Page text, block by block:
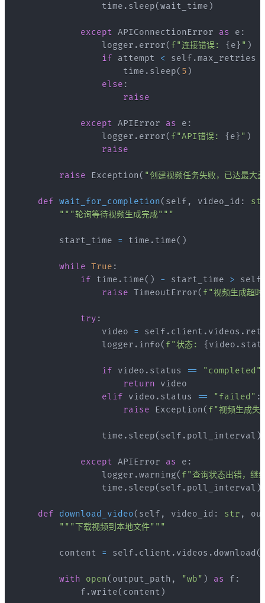
                time
. sleep(wait_time )
except APIConnectionError as e :
                logger
. error( f"连接错误: { e } " )
if attempt < self .max_retries
                    time
. sleep( 5 )
else :
raise
except APIError as e :
                logger
. error( f"API错误: { e } " )
raise
raise Exception( "创建视频任务失败，已达最大
def wait_for_completion( self , video_id :
"""轮询等待视频生成完成"""
        start_time
= time . time( )
while True :
if time . time( ) - start_time > self
raise TimeoutError( f"视频生成超
try :
                video
= self . client . videos .
                logger
. info( f"状态: { video .
if video . status == "completed"
return
elif video . status == "failed" :
raise Exception( f"视频生成
                time
. sleep( self . poll_interval )
except APIError as e :
                logger
.warning( f"查询状态出错，
                time
. sleep( self . poll_interval )
def download_video( self , video_id : str ,
"""下载视频到本地文件"""
        content
= self . client . videos . download (
with open( output_path , "wb" ) as f :
            f
.write( content )